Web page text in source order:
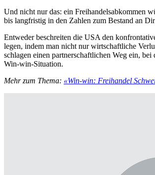
Und nicht nur das: ein Freihandelsabkommen
bis langfristig in den Zahlen zum Bestand an
Entweder beschreiten die USA den
legen, indem man nicht nur wirtschaftliche
schlagen einen partnerschaftlichen Weg ein,
Win-win-Situation.
Mehr zum Thema: «Win-win: Freihandel